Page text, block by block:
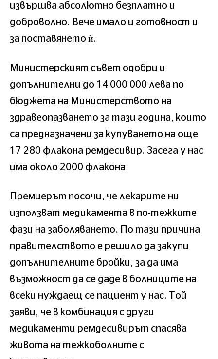
извършва абсолютно безплатно и
доброволно. Вече имало и готовност и
за поставянето ѝ.
Министерският съвет одобри и
допълнителни до 14 000 000 лева по
бюджета на Министерството на
здравеопазването за тази година, които
са предназначени за купуването на още
17 280 флакона ремдесивир. Засега у нас
има около 2000 флакона.
Премиерът посочи, че лекарите ни
използват медикамента в по-тежките
фази на заболяването. По тази причина
правителството е решило да закупи
допълнителните бройки, за да има
възможност да се даде в болниците на
всеки нуждаещ се пациент у нас. Той
заяви, че в комбинация с други
медикаменти ремдесивирът спасява
живота на тежкоболните с